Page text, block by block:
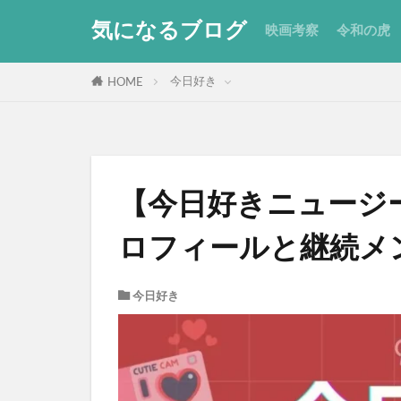
気になるブログ 映画考察 令和の虎
HOME 今日好き
【今日好きニュー
ロフィールと継続
今日好き